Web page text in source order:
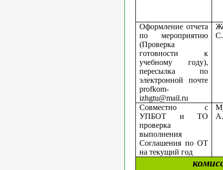
Оформление отчета
по мероприятию
(Проверка
готовности к
учебному году),
пересылка по
электронной почте
profkom-
izhgtu@mail.ru
Совместно с
УПБОТ и ТО
проверка
выполнения
Соглашения по ОТ
на текущий год